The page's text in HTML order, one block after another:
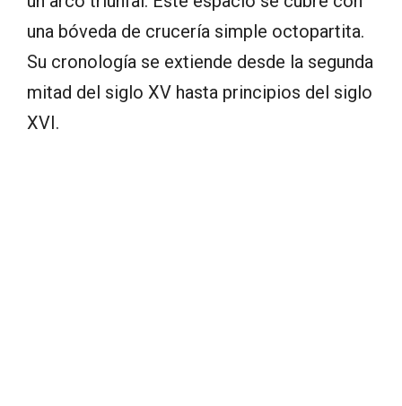
una bóveda de crucería simple octopartita.
Su cronología se extiende desde la segunda
mitad del siglo XV hasta principios del siglo
XVI.